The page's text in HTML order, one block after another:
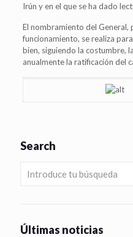
Irún y en el que se ha dado
El nombramiento del General,
funcionamiento, se realiza
bien, siguiendo la costumbre,
anualmente la ratificación del
Search
Últimas noticias